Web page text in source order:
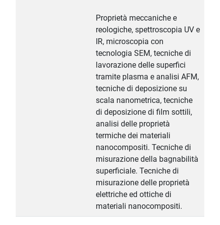
Proprietà meccaniche e
reologiche, spettroscopia UV e
IR, microscopia con
tecnologia SEM, tecniche di
lavorazione delle superfici
tramite plasma e analisi AFM,
tecniche di deposizione su
scala nanometrica, tecniche
di deposizione di film sottili,
analisi delle proprietà
termiche dei materiali
nanocompositi. Tecniche di
misurazione della bagnabilità
superficiale. Tecniche di
misurazione delle proprietà
elettriche ed ottiche di
materiali nanocompositi.